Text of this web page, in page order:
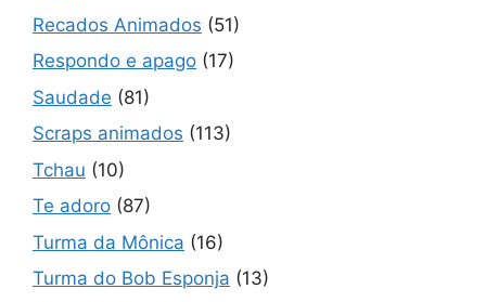
Recados Animados (51)
Respondo e apago (17)
Saudade (81)
Scraps animados (113)
Tchau (10)
Te adoro (87)
Turma da Mônica (16)
Turma do Bob Esponja (13)